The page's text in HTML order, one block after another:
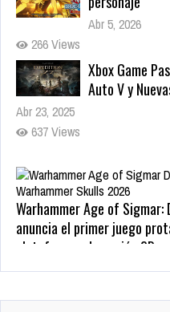
Abr 5, 2026
Auto V y
Abr 23, 2025
637 Views
Warhammer Age of
anuncia el primer juego
plataformas de acción 2D
207 Views Zenless Zone
actualiza RTX